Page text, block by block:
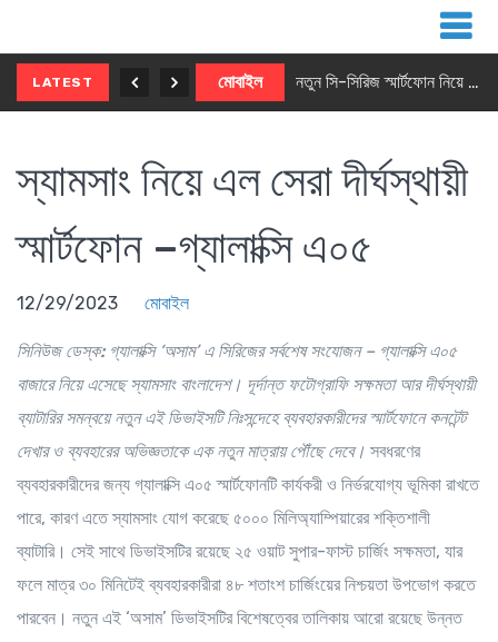
LATEST মোবাইল নতুন সি-সিরিজ স্মার্টফোন নিয়ে আসছে রিয়েলমি
স্যামসাং নিয়ে এল সেরা দীর্ঘস্থায়ী
স্মার্টফোন –গ্যালাক্সি এ০৫
12/29/2023 মোবাইল
সিনিউজ ডেস্ক:গ্যালাক্সি ‘অসাম’ এ সিরিজের সর্বশেষ সংযোজন – গ্যালাক্সি এ০৫
বাজারে নিয়ে এসেছে স্যামসাং বাংলাদেশ। দূর্দান্ত ফটোগ্রাফি সক্ষমতা আর দীর্ঘস্থায়ী
ব্যাটারির সমন্বয়ে নতুন এই ডিভাইসটি নিঃসন্দেহে ব্যবহারকারীদের স্মার্টফোনে কনটেন্ট
দেখার ও ব্যবহারের অভিজ্ঞতাকে এক নতুন মাত্রায় পৌঁছে দেবে। সবধরণের
ব্যবহারকারীদের জন্য গ্যালাক্সি এ০৫ স্মার্টফোনটি কার্যকরী ও নির্ভরযোগ্য ভূমিকা রাখতে
পারে, কারণ এতে স্যামসাং যোগ করেছে ৫০০০ মিলিঅ্যাম্পিয়ারের শক্তিশালী
ব্যাটারি। সেই সাথে ডিভাইসটির রয়েছে ২৫ ওয়াট সুপার-ফাস্ট চার্জিং সক্ষমতা, যার
ফলে মাত্র ৩০ মিনিটেই ব্যবহারকারীরা ৪৮ শতাংশ চার্জিংয়ের নিশ্চয়তা উপভোগ করতে
পারবেন। নতুন এই ‘অসাম’ ডিভাইসটির বিশেষত্বের তালিকায় আরো রয়েছে উন্নত